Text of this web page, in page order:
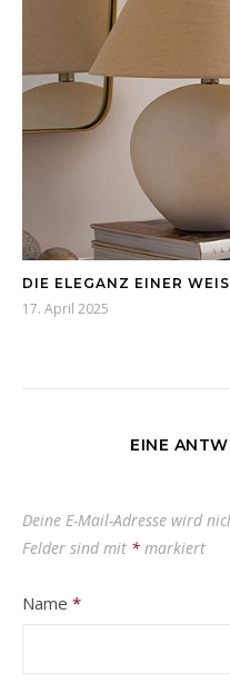
DIE ELEGANZ EINER
17. April 2025
EINE
Deine E-Mail-Adresse wird
Felder sind mit * markiert
Name *